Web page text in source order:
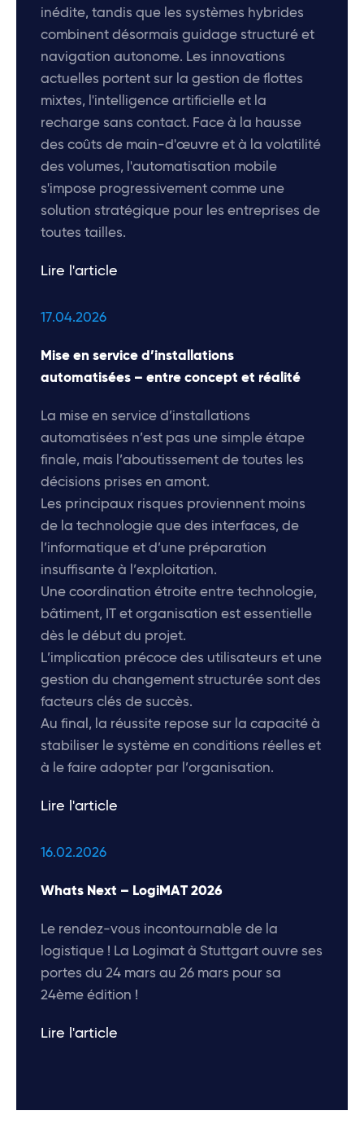
inédite, tandis que les systèmes hybrides
combinent désormais guidage structuré et
navigation autonome. Les innovations
actuelles portent sur la gestion de flottes
mixtes, l'intelligence artificielle et la
recharge sans contact. Face à la hausse
des coûts de main-d'œuvre et à la volatilité
des volumes, l'automatisation mobile
s'impose progressivement comme une
solution stratégique pour les entreprises de
toutes tailles.
Lire l'article
17.04.2026
Mise en service d’installations
automatisées – entre concept et réalité
La mise en service d’installations
automatisées n’est pas une simple étape
finale, mais l’aboutissement de toutes les
décisions prises en amont.
Les principaux risques proviennent moins
de la technologie que des interfaces, de
l’informatique et d’une préparation
insuffisante à l’exploitation.
Une coordination étroite entre technologie,
bâtiment, IT et organisation est essentielle
dès le début du projet.
L’implication précoce des utilisateurs et une
gestion du changement structurée sont des
facteurs clés de succès.
Au final, la réussite repose sur la capacité à
stabiliser le système en conditions réelles et
à le faire adopter par l’organisation.
Lire l'article
16.02.2026
Whats Next – LogiMAT 2026
Le rendez-vous incontournable de la
logistique ! La Logimat à Stuttgart ouvre ses
portes du 24 mars au 26 mars pour sa
24ème édition !
Lire l'article